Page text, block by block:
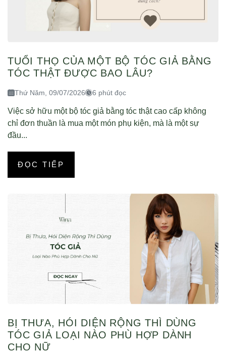
TUỔI THỌ CỦA MỘT BỘ TÓC GIẢ BẰNG
TÓC THẬT ĐƯỢC BAO LÂU?
Thứ Năm, 09/07/2026 6 phút đọc
Việc sở hữu một bộ tóc giả bằng tóc thật cao cấp không
chỉ đơn thuần là mua một món phụ kiện, mà là một sự
đầu...
ĐỌC TIẾP
BỊ THƯA, HÓI DIỆN RỘNG THÌ DÙNG
TÓC GIẢ LOẠI NÀO PHÙ HỢP DÀNH
CHO NỮ